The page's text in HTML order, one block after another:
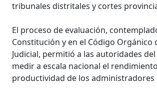
tribunales distritales y cortes
El proceso de evaluación,
Constitución y en el Código Orgánico
Judicial, permitió a las autoridades del
medir a escala nacional el
productividad de los administradores